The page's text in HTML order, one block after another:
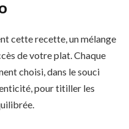
cette recette, un mélange
de votre plat. Chaque
choisi, dans le souci
pour titiller les